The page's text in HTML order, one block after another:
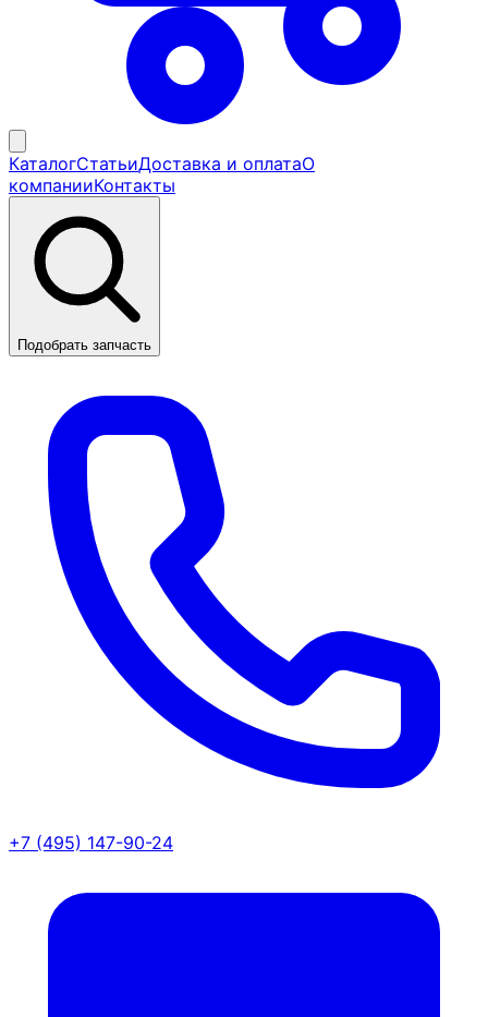
КаталогСтатьиДоставка и оплатаО
компанииКонтакты
Подобрать запчасть
+7 (495) 147-90-24